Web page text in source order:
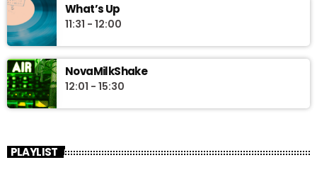
What’s Up
11:31 - 12:00
NovaMilkShake
12:01 - 15:30
PLAYLIST